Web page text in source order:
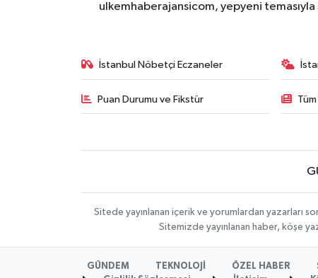
ulkemhaberajansicom, yepyeni
İstanbul Nöbetçi Eczaneler
Puan Durumu ve Fikstür
Sitede yayınlanan içerik ve yorumlardan yazarları
Sitemizde yayınlanan haber, köşe
GÜNDEM TEKNOLOJİ ÖZEL HABER